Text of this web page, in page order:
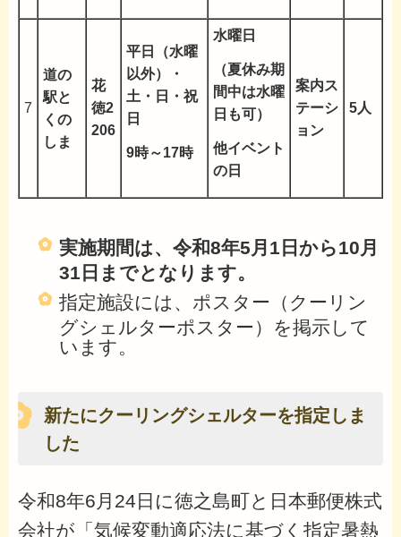
7
道の
駅と
くの
しま
花
徳2
206
平日（水曜
以外）・
土・日・祝
日
9時～17時
水曜日
（夏休み期
間中は水曜
日も可）
他イベント
の日
案内ス
テーシ
ョン
5人
実施期間は、令和8年5月1日から10月
31日までとなります。
指定施設には、ポスター（クーリン
グシェルターポスター）を掲示して
います。
新たにクーリングシェルターを指定しま
した
令和8年6月24日に徳之島町と日本郵便株式
会社が「気候変動適応法に基づく指定暑熱